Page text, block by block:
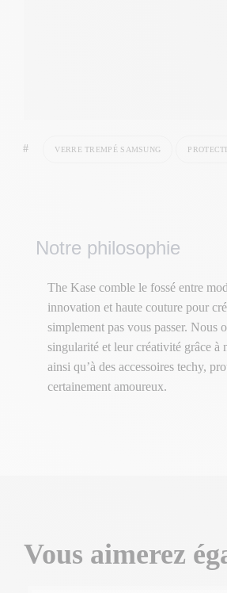
# VERRE TREMPÉ SAMSUNG
Notre philosophie
The Kase comble le fossé entre
innovation et haute couture pour
simplement pas vous passer. Nous
singularité et leur créativité grâce à
ainsi qu’à des accessoires techy,
certainement amoureux.
Vous aimerez